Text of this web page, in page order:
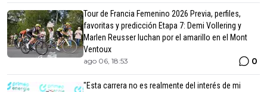
Tour de Francia Femenino 2026 Previa, perfiles,
favoritas y predicción Etapa 7: Demi Vollering y
Marlen Reusser luchan por el amarillo en el Mont
Ventoux
ago 06, 18:53 0
"Esta carrera no es realmente del interés de mi